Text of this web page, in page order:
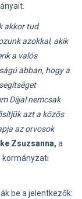
akkor tud
azokkal, akik
a valós
abban, hogy a
Díjjal nemcsak
azt a közös
az orvosok
Zsuzsanna, a
kormányzati
be a jelentkezők: